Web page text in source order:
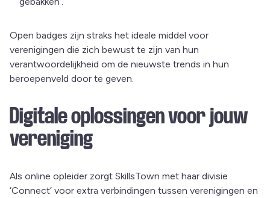
Open badges zijn straks het ideale middel voor
verenigingen die zich bewust te zijn van hun
verantwoordelijkheid om de nieuwste trends in hun
beroepenveld door te geven.
Digitale oplossingen voor jouw
vereniging
Als online opleider zorgt SkillsTown met haar divisie
‘Connect’ voor extra verbindingen tussen verenigingen en